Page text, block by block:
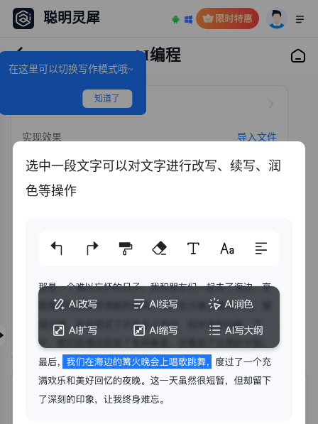
聪明灵犀
AI编程
在这里可以切换写作模式哦~
知道了
实现效果 导入文件
开始生成
选中一段文字可以对文字进行改写、续写、润
色等操作